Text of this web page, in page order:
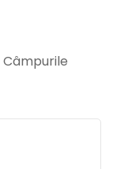
Câmpurile